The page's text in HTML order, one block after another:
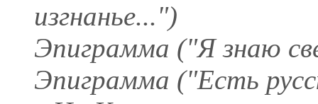
изгнанье...")
Эпиграмма ("Я знаю
Эпиграмма ("Есть